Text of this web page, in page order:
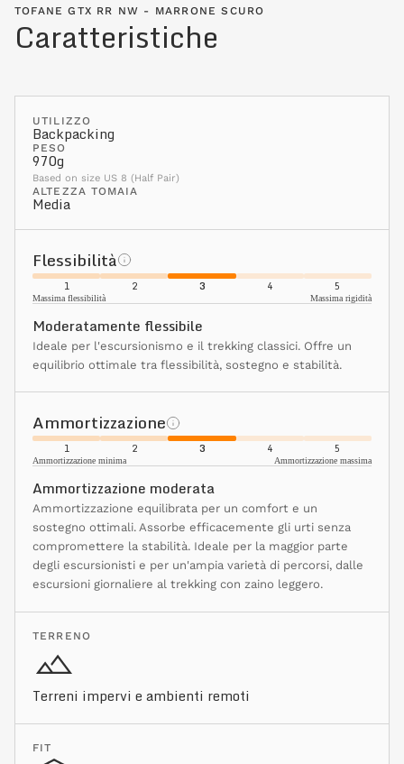
TOFANE GTX RR NW - MARRONE SCURO
Caratteristiche
UTILIZZO
Backpacking
PESO
970g
Based on size US 8 (Half Pair)
ALTEZZA TOMAIA
Media
Flessibilità
1 2 3 4 5
Massima flessibilità Massima rigidità
Moderatamente flessibile
Ideale per l'escursionismo e il trekking classici. Offre un
equilibrio ottimale tra flessibilità, sostegno e stabilità.
Ammortizzazione
1 2 3 4 5
Ammortizzazione minima Ammortizzazione massima
Ammortizzazione moderata
Ammortizzazione equilibrata per un comfort e un
sostegno ottimali. Assorbe efficacemente gli urti senza
compromettere la stabilità. Ideale per la maggior parte
degli escursionisti e per un'ampia varietà di percorsi, dalle
escursioni giornaliere al trekking con zaino leggero.
TERRENO
Terreni impervi e ambienti remoti
FIT